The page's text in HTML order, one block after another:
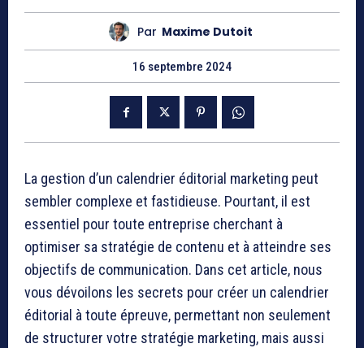
Par Maxime Dutoit
16 septembre 2024
La gestion d’un calendrier éditorial marketing peut
sembler complexe et fastidieuse. Pourtant, il est
essentiel pour toute entreprise cherchant à
optimiser sa stratégie de contenu et à atteindre ses
objectifs de communication. Dans cet article, nous
vous dévoilons les secrets pour créer un calendrier
éditorial à toute épreuve, permettant non seulement
de structurer votre stratégie marketing, mais aussi